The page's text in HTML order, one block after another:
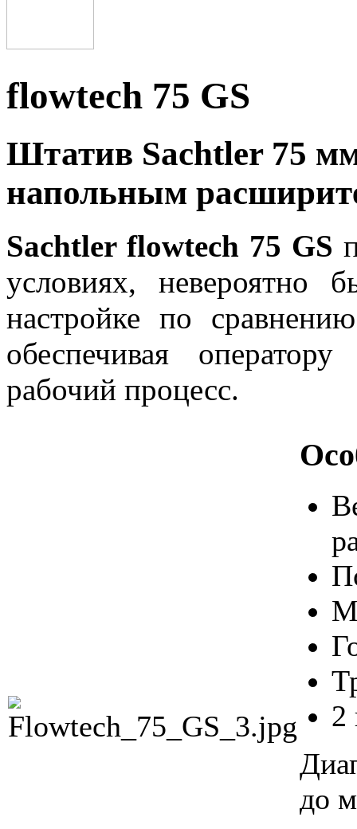
flowtech 75 GS
Штатив Sachtler 75 мм
напольным
Sachtler flowtech 75 GS
условиях, невероятно
настройке по
обеспечивая
рабочий процесс.
2
до